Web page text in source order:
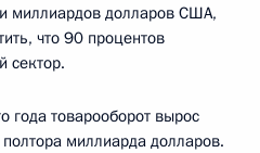
миллиардов долларов США,
что 90 процентов
сектор.
года товарооборот вырос
миллиарда долларов.